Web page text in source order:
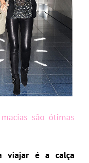
são ótimas
viajar é a calça